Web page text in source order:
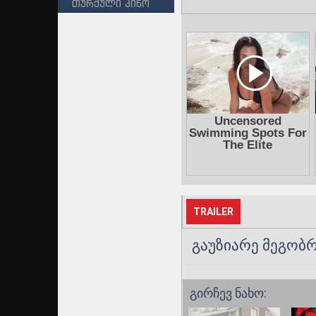
TRAILER
გაუზიარე
გირჩევ ნახო:
თურქული კინო